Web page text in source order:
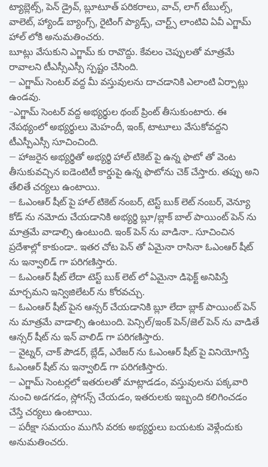
ట్యాబ్లెట్స్, పెన్ డ్రైవ్, బ్లూటూత్ పరికరాలు, వాచ్, లాగ్ టేబుల్స్,
వాలెట్, హ్యాండ్ బ్యాంగ్స్, రైటింగ్ ప్యాడ్స్, చార్ట్స్ లాంటివి ఏవీ ఎగ్జామ్
హాల్ లోకి అనుమతించరు.
బూట్లు వేసుకుని ఎగ్జామ్ కు రావొద్దు. కేవలం చెప్పులతో మాత్రమే
రావాలని టీఎస్సీఎస్సీ స్పష్టం చేసింది.
– ఎగ్జామ్ సెంటర్ వద్ద మీ వస్తువులను దాచడానికి ఎలాంటి ఏర్పాట్లు
ఉండవు.
-ఎగ్జామ్ సెంటర్ వద్ద అభ్యర్థుల థంబ్ ప్రింట్ తీసుకుంటారు. ఈ
నేపథ్యంలో అభ్యర్థులు మెహందీ, ఇంక్, టాటూలు వేసుకోవద్దని
టీఎస్పీఎస్సీ సూచించింది.
– హాజరైన అభ్యర్థితో అభ్యర్థి హాల్ టికెట్ పై ఉన్న ఫొటో తో వెంట
తీసుకువచ్చిన ఐడెంటిటీ కార్డుపై ఉన్న ఫొటోను చెక్ చేస్తారు. తప్పు అని
తేలితే చర్యలు ఉంటాయి.
– ఓఎంఆర్ షీట్ పై హాల్ టికెట్ నంబర్, టెస్ట్ బుక్ లెట్ నంబర్, వెన్యూ
కోడ్ ను నమోదు చేయడానికి అభ్యర్థి బ్లూ/బ్లాక్ బాల్ పాయింట్ పెన్ ను
మాత్రమే వాడాల్సి ఉంటుంది. ఇంక్ పెన్ ను వాడినా.. సూచించిన
ప్రదేశాల్లో కాకుండా.. ఇతర చోట పెన్ తో ఏమైనా రాసినా ఓఎంఆర్ షీట్
ను ఇన్వాలిడ్ గా పరిగణిస్తారు.
– ఓఎంఆర్ షీట్ లేదా టెస్ట్ బుక్ లెట్ లో ఏమైనా డిఫెక్ట్ అనిపిస్తే
మార్చమని ఇన్విజిలేటర్ ను కోరవచ్చు.
– ఓఎంఆర్ షీట్ పైన ఆన్సర్ చేయడానికి బ్లూ లేదా బ్లాక్ పాయింట్ పెన్
ను మాత్రమే వాడాల్సి ఉంటుంది. పెన్సిల్/ఇంక్ పెన్/జెల్ పెన్ ను వాడితే
ఆన్సర్ షీట్ ను ఇన్ వాలిడ్ గా పరిగణిస్తారు.
– వైట్నర్, చాక్ పౌడర్, బ్లేడ్, ఎరేజర్ ను ఓఎంఆర్ షీట్ పై వినియోగిస్తే
ఓఎంఆర్ షీట్ ను ఇన్వాలిడ్ గా పరిగణిస్తారు.
– ఎగ్జామ్ సెంటర్లలో ఇతరులతో మాట్లాడడం, వస్తువులను పక్కవారి
నుంచి అడగడం, స్లోగన్స్ చేయడం, ఇతరులకు ఇబ్బంది కలిగించడం
చేస్తే చర్యలు ఉంటాయి.
– పరీక్షా సమయం ముగిసే వరకు అభ్యర్థులు బయటకు వెళ్లేందుకు
అనుమతించరు.